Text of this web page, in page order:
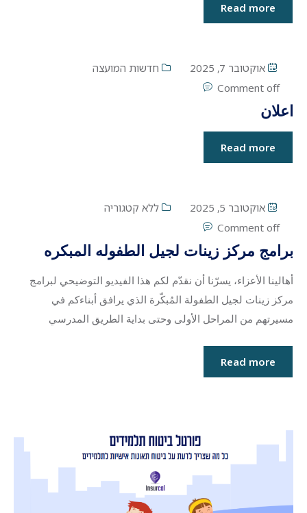
Read more
אוקטובר 7, 2025
חדשות המועצה
Comment off
اعلان
Read more
אוקטובר 5, 2025
ללא קטגוריה
Comment off
برامج مركز زينات لجيل الطفوله المبكره
أهالينا الأعزاء، يسرّنا أن نقدّم لكم هذا الفيديو التوضيحي لبرامج
مركز زينات لجيل الطفولة المُبكّرة الذي يرافق أبناءكم في
مسيرتهم من المراحل الأولى وحتى بداية الطريق المدرسي
Read more